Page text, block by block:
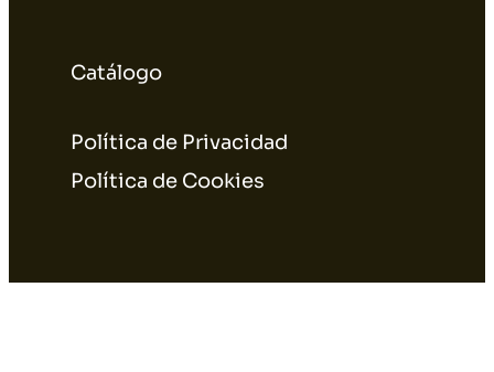
Catálogo
Política de Privacidad
Política de Cookies